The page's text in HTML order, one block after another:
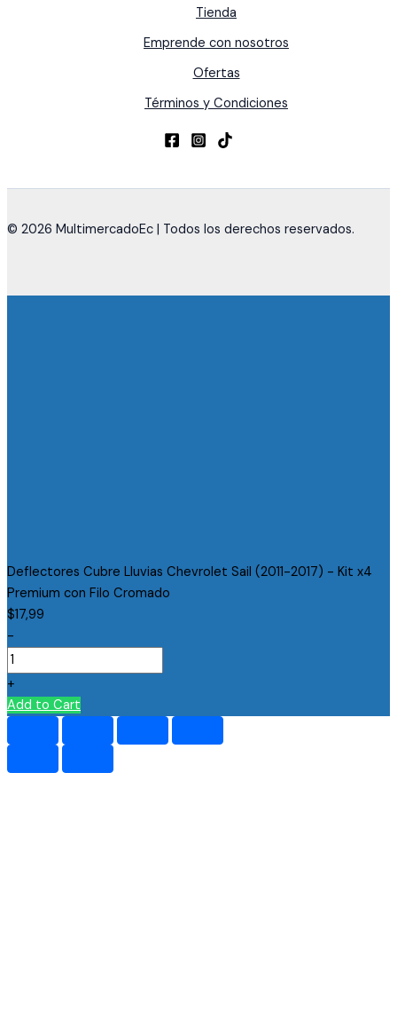
Tienda
Emprende con nosotros
Ofertas
Términos y Condiciones
© 2026 MultimercadoEc | Todos los derechos reservados.
Deflectores Cubre Lluvias Chevrolet Sail (2011-2017) - Kit x4
Premium con Filo Cromado
$17,99
-
+
Add to Cart